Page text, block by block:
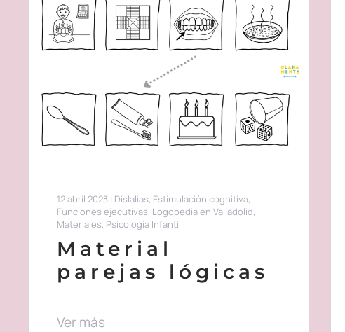
12 abril 2023 | Dislalias, Estimulación cognitiva,
Funciones ejecutivas, Logopedia en Valladolid,
Materiales, Psicología Infantil
Material
parejas lógicas
Ver más